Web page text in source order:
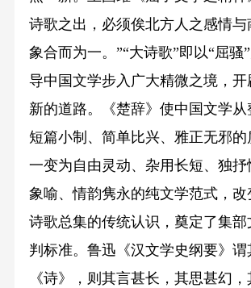
诗歌之出，必须俟北方人之感情与
象合而为一。”“大诗歌”即以“屈骚”
导中国文学步入广大精微之境，开
新的道路。《楚辞》使中国文学从
短篇小制、简单比兴、雅正无邪的
一变为自由灵动、杂用长短、独
象喻、情韵隽永的纯文学范式，
诗歌总集的传统认识，奠定了集
判标准。鲁迅《汉文学史纲要》谓
《诗》，则其言甚长，其思甚幻，